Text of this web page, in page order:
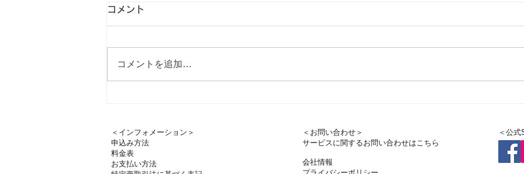
コメント
コメントを追加…
＜インフォメーション＞
申込み方法
料金表
お支払い方法
＜お問い合わせ＞
サービスに関するお問い合わせはこちら
会社情報
＜公式